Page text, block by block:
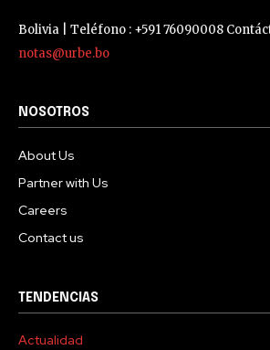
Bolivia | Teléfono : +591 76090008
notas@urbe.bo
NOSOTROS
About Us
Partner with Us
Careers
Contact us
TENDENCIAS
Actualidad